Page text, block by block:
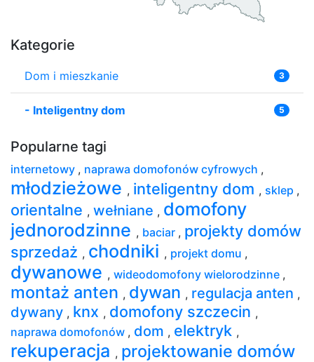
Kategorie
Dom i mieszkanie 3
- Inteligentny dom 5
Popularne tagi
internetowy , naprawa domofonów cyfrowych ,
młodzieżowe , inteligentny dom , sklep ,
orientalne , wełniane , domofony
jednorodzinne , baciar , projekty domów
sprzedaż , chodniki , projekt domu ,
dywanowe , wideodomofony wielorodzinne ,
montaż anten , dywan , regulacja anten ,
dywany , knx , domofony szczecin ,
naprawa domofonów , dom , elektryk ,
rekuperacja , projektowanie domów